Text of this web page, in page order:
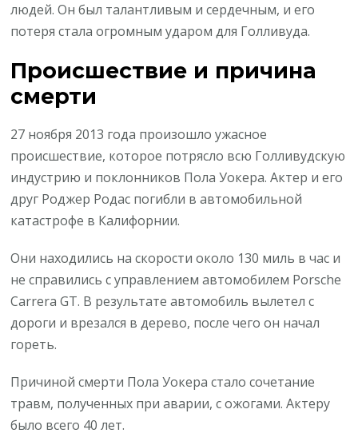
людей. Он был талантливым и сердечным, и его
потеря стала огромным ударом для Голливуда.
Происшествие и причина
смерти
27 ноября 2013 года произошло ужасное
происшествие, которое потрясло всю Голливудскую
индустрию и поклонников Пола Уокера. Актер и его
друг Роджер Родас погибли в автомобильной
катастрофе в Калифорнии.
Они находились на скорости около 130 миль в час и
не справились с управлением автомобилем Porsche
Carrera GT. В результате автомобиль вылетел с
дороги и врезался в дерево, после чего он начал
гореть.
Причиной смерти Пола Уокера стало сочетание
травм, полученных при аварии, с ожогами. Актеру
было всего 40 лет.